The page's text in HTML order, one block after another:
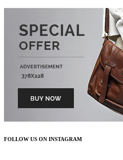
FOLLOW US ON INSTAGRAM